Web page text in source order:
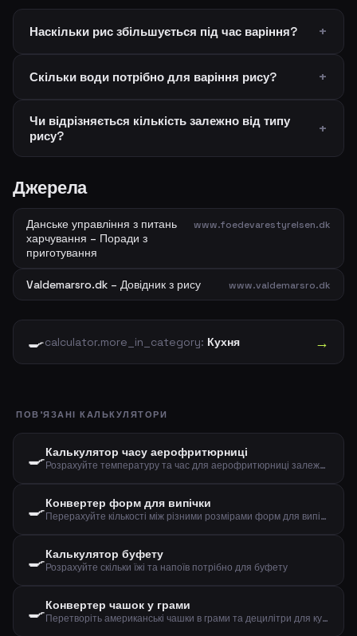
Наскільки рис збільшується під час варіння?
Скільки води потрібно для варіння рису?
Чи відрізняється кількість залежно від типу
рису?
Джерела
Данське управління з питань
харчування – Поради з
приготування
www.foedevarestyrelsen.dk
Valdemarsro.dk – Довідник з рису www.valdemarsro.dk
🍳calculator.more_in_category: Кухня →
ПОВ'ЯЗАНІ КАЛЬКУЛЯТОРИ
🍳Калькулятор часу аерофритюрниці
Розрахуйте температуру та час для аерофритюрниці залежно від типу їжі та кількості
🍳Конвертер форм для випічки
Перерахуйте кількості між різними розмірами форм для випічки за діаметром
🍳Калькулятор буфету
Розрахуйте скільки їжі та напоїв потрібно для буфету
🍳Конвертер чашок у грами
Перетворіть американські чашки в грами та децилітри для кухонних інгредієнтів